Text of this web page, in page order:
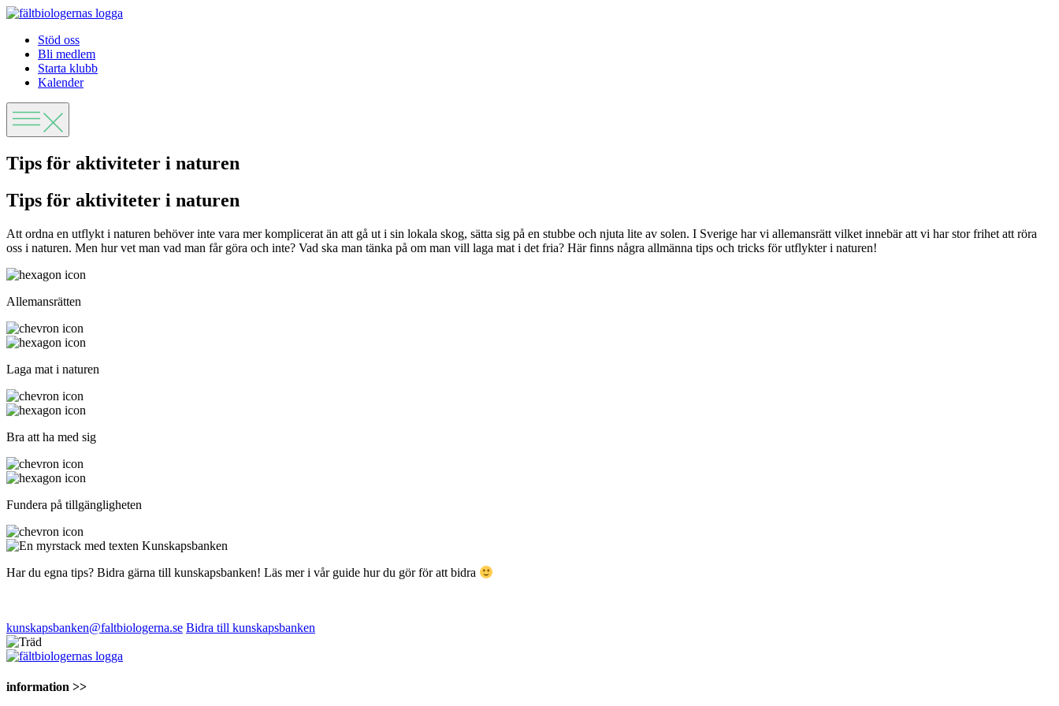
Stöd oss
Bli medlem
Starta klubb
Kalender
Tips för aktiviteter i naturen
Tips för aktiviteter i naturen
Att ordna en utflykt i naturen behöver inte vara mer komplicerat än att gå ut i sin lokala skog, sätta sig på en stubbe och njuta lite av solen. I Sverige har vi allemansrätt vilket innebär att vi har stor frihet att röra
oss i naturen. Men hur vet man vad man får göra och inte? Vad ska man tänka på om man vill laga mat i det fria? Här finns några allmänna tips och tricks för utflykter i naturen!
Allemansrätten
Laga mat i naturen
Bra att ha med sig
Fundera på tillgängligheten
Har du egna tips? Bidra gärna till kunskapsbanken! Läs mer i vår guide hur du gör för att bidra
kunskapsbanken@faltbiologerna.se Bidra till kunskapsbanken
information >>